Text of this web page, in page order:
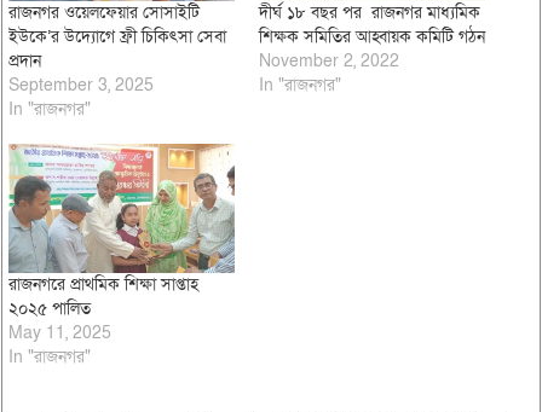
রাজনগর ওয়েলফেয়ার সোসাইটি
ইউকে’র উদ্যােগে ফ্রী চিকিৎসা সেবা
প্রদান
September 3, 2025
In "রাজনগর"
দীর্ঘ ১৮ বছর পর রাজনগর মাধ্যমিক
শিক্ষক সমিতির আহ্বায়ক কমিটি গঠন
November 2, 2022
In "রাজনগর"
রাজনগরে প্রাথমিক শিক্ষা সাপ্তাহ
২০২৫ পালিত
May 11, 2025
In "রাজনগর"